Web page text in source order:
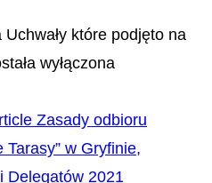
Uchwały które podjęto na
wyłączona